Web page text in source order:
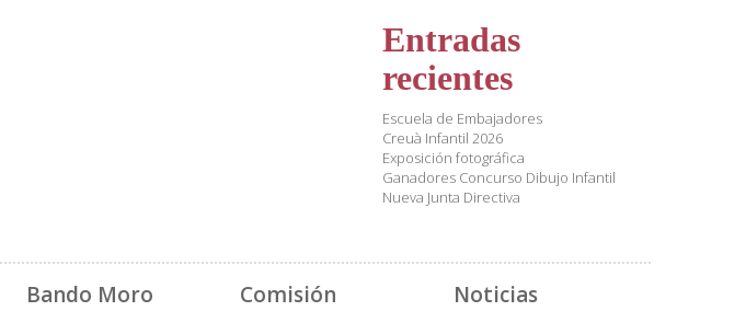
Entradas
recientes
Escuela de Embajadores
Creuà Infantil 2026
Exposición fotográfica
Ganadores Concurso Dibujo Infantil
Nueva Junta Directiva
Bando Moro Comisión Noticias